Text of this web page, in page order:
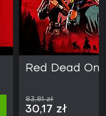
Red Dead
83,81 zł
30,17 zł